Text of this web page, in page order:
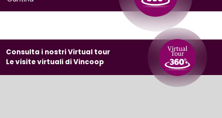
Consulta i nostri Virtual tour
Le visite virtuali di Vincoop